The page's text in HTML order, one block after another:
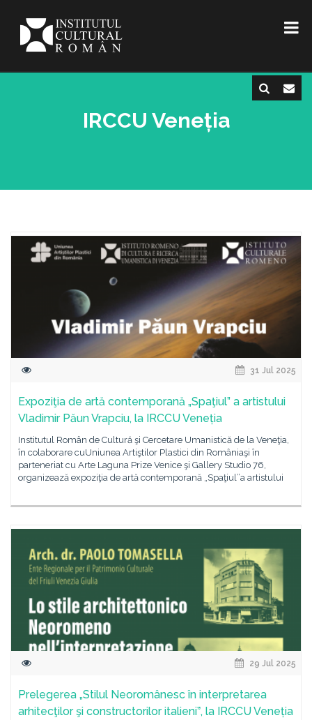
IRCCU Veneția
31 Jul 2025
Expoziţia de artă contemporană „Spaţiul” a artistului
Vladimir Păun Vrapciu, la IRCCU Veneția
Institutul Român de Cultură şi Cercetare Umanistică de la Veneţia,
în colaborare cuUniunea Artiştilor Plastici din Româniaşi în
parteneriat cu Arte Laguna Prize Venice şi Gallery Studio 76,
organizează expoziţia de artă contemporană „Spaţiul”a artistului
29 Jul 2025
Prelegerea „Stilul Neoromânesc în interpretarea
arhitecţilor şi constructorilor italieniˮ, la IRCCU Veneția